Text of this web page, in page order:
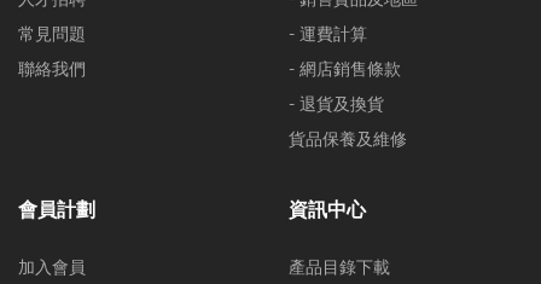
常見問題
聯絡我們
- 運費計算
- 網店銷售條款
- 退貨及換貨
貨品保養及維修
會員計劃
加入會員
資訊中心
產品目錄下載